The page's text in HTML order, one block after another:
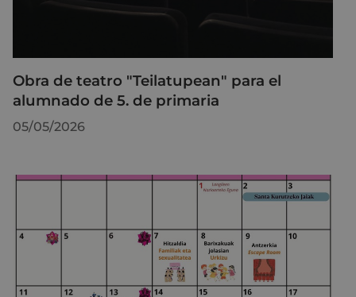
Obra de teatro "Teilatupean" para el
alumnado de 5. de primaria
05/05/2026